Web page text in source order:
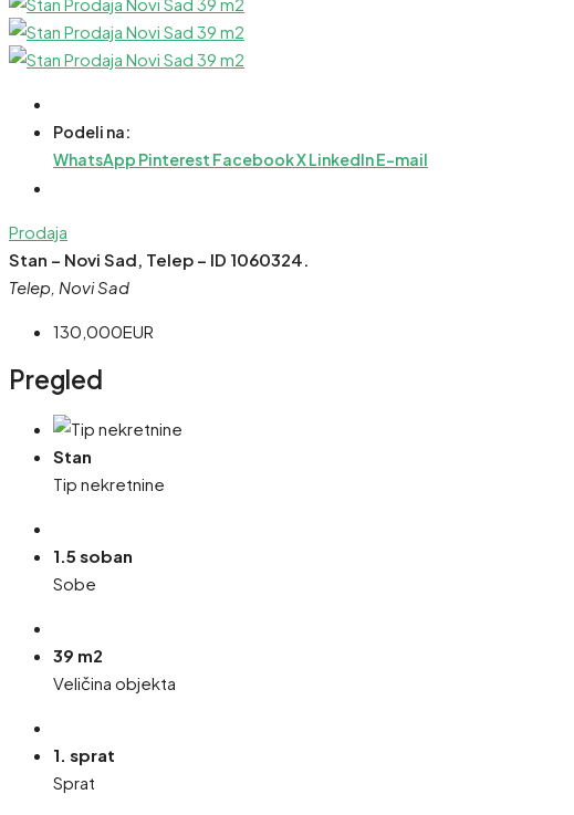
Podeli na:
WhatsApp Pinterest FacebookXLinkedInE-mail
Prodaja
Stan – Novi Sad, Telep – ID 1060324.
Telep, Novi Sad
130,000EUR
Pregled
Stan
Tip nekretnine
1.5 soban
Sobe
39 m2
Veličina objekta
1. sprat
Sprat